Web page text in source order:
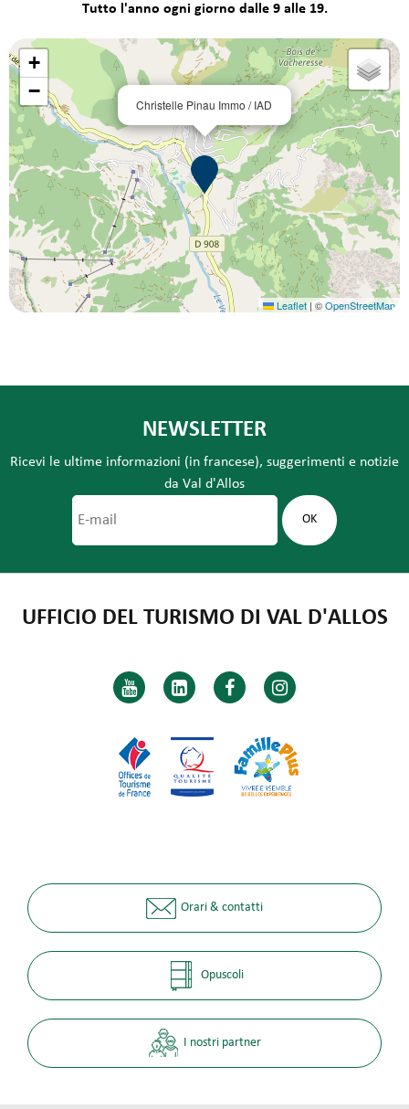
Tutto l'anno ogni giorno dalle 9 alle 19.
Christelle Pinau Immo / IAD
+
−
Leaflet | ©OpenStreetMap
NEWSLETTER
Ricevi le ultime informazioni (in francese), suggerimenti e notizie
da Val d'Allos
UFFICIO DEL TURISMO DI VAL D'ALLOS
Orari & contatti
Opuscoli
I nostri partner